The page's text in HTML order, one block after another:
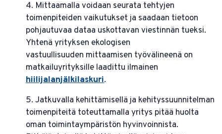
4. Mittaamalla voidaan seurata tehtyjen
toimenpiteiden vaikutukset ja saadaan tietoon
pohjautuvaa dataa uskottavan viestinnän tueksi.
Yhtenä yrityksen ekologisen
vastuullisuuden mittaamisen työvälineenä on
matkailuyrityksille laadittu ilmainen
hiilijalanjälkilaskuri.
5. Jatkuvalla kehittämisellä ja kehityssuunnitelman
toimenpiteitä toteuttamalla yritys pitää huolta
oman toimintaympäristön hyvinvoinnista.